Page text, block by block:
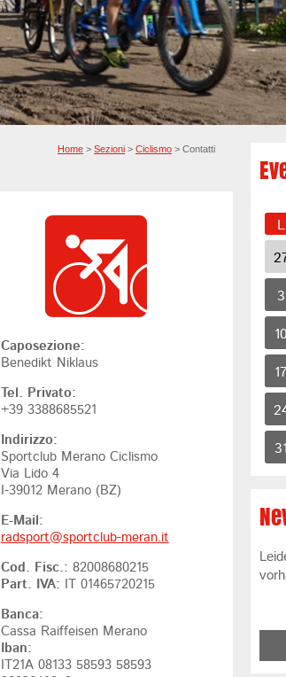
Home > Sezioni > Ciclismo > Contatti
Caposezione:
Benedikt Niklaus
Tel. Privato:
+39 3388685521
Indirizzo:
Sportclub Merano Ciclismo
Via Lido 4
I-39012 Merano (BZ)
E-Mail:
radsport@sportclub-meran.it
Cod. Fisc.: 82008680215
Part. IVA:
IT 01465720215
Banca:
Cassa Raiffeisen Merano
Iban:
IT21A 08133 58593 58593
3
10
17
31